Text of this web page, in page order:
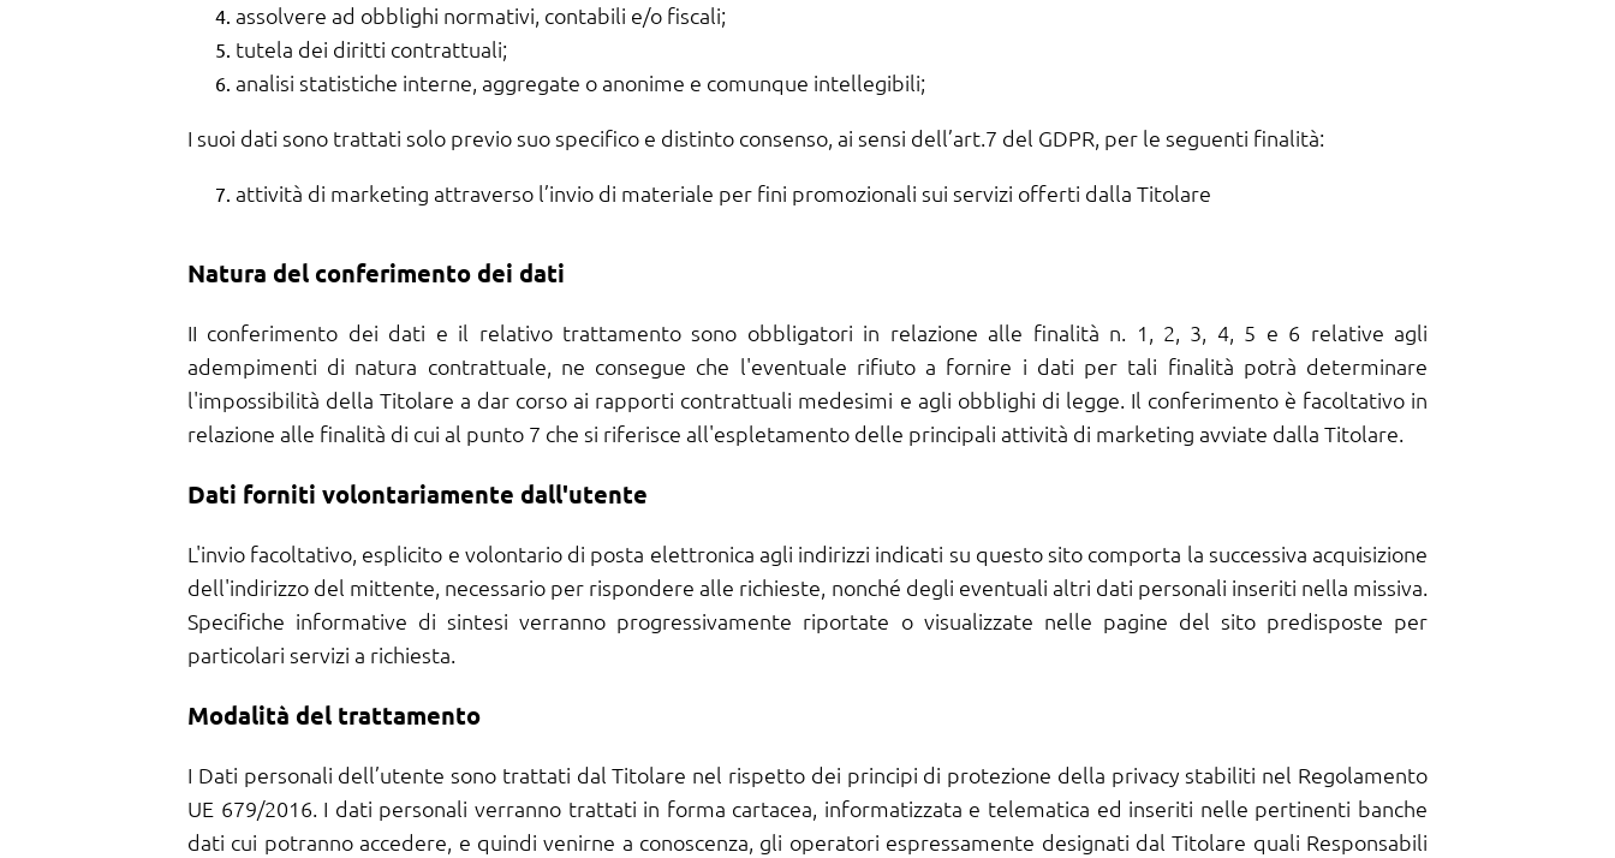
assolvere ad obblighi normativi, contabili e/o fiscali;
tutela dei diritti contrattuali;
analisi statistiche interne, aggregate o anonime e comunque intellegibili;
I suoi dati sono trattati solo previo suo specifico e distinto consenso, ai sensi dell’art.7 del GDPR, per le seguenti finalità:
attività di marketing attraverso l’invio di materiale per fini promozionali sui servizi offerti dalla Titolare
Natura del conferimento dei dati
II conferimento dei dati e il relativo trattamento sono obbligatori in relazione alle finalità n. 1, 2, 3, 4, 5 e 6 relative agli
adempimenti di natura contrattuale, ne consegue che l'eventuale rifiuto a fornire i dati per tali finalità potrà determinare
l'impossibilità della Titolare a dar corso ai rapporti contrattuali medesimi e agli obblighi di legge. Il conferimento è facoltativo in
relazione alle finalità di cui al punto 7 che si riferisce all'espletamento delle principali attività di marketing avviate dalla Titolare.
Dati forniti volontariamente dall'utente
L'invio facoltativo, esplicito e volontario di posta elettronica agli indirizzi indicati su questo sito comporta la successiva acquisizione
dell'indirizzo del mittente, necessario per rispondere alle richieste, nonché degli eventuali altri dati personali inseriti nella missiva.
Specifiche informative di sintesi verranno progressivamente riportate o visualizzate nelle pagine del sito predisposte per
particolari servizi a richiesta.
Modalità del trattamento
I Dati personali dell’utente sono trattati dal Titolare nel rispetto dei principi di protezione della privacy stabiliti nel Regolamento
UE 679/2016. I dati personali verranno trattati in forma cartacea, informatizzata e telematica ed inseriti nelle pertinenti banche
dati cui potranno accedere, e quindi venirne a conoscenza, gli operatori espressamente designati dal Titolare quali Responsabili